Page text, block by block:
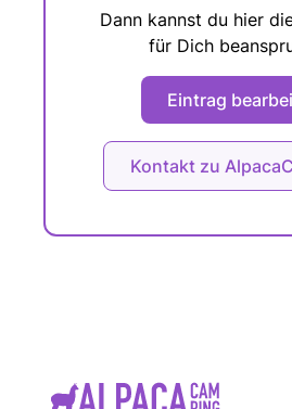
Dann kannst du hier
für Dich
Eintrag
Kontakt zu